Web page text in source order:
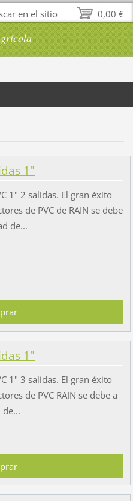
1"
1" 2 salidas. El gran éxito
de PVC de RAIN se debe
de...
1"
1" 3 salidas. El gran éxito
de PVC RAIN se debe a
0,00 €
en el sitio